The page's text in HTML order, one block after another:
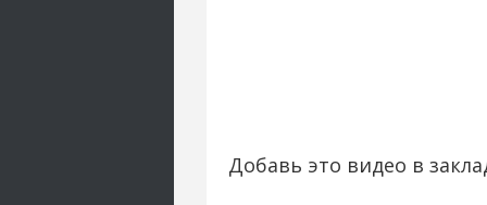
Добавь это видео в